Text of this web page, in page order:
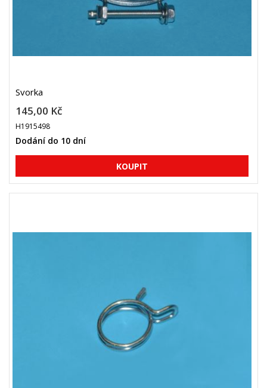
Svorka
145,00 Kč
H1915498
Dodání do 10 dní